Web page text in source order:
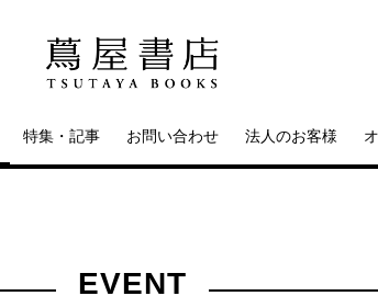
特集・記事 お問い合わせ 法人のお客様
EVENT